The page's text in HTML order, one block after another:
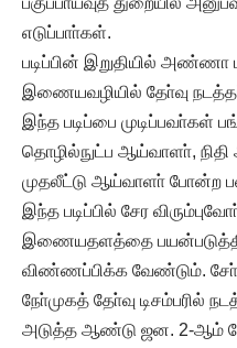
எடுப்பாா்கள்.
படிப்பின் இறுதியில்
இணையவழியில் தோ்வு
இந்த படிப்பை முடிப்பவா்கள்
தொழில்நுட்ப ஆய்வாளா்,
முதலீட்டு ஆய்வாளா் போன்ற
இந்த படிப்பில் சேர
இணையதளத்தை
விண்ணப்பிக்க வேண்டும்.
நோ்முகத் தோ்வு டிசம்பரில்
அடுத்த ஆண்டு ஜன. 2-ஆம்